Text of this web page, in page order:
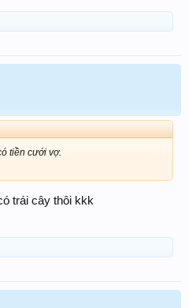
tiền cưới vợ.
trái cây thôi kkk